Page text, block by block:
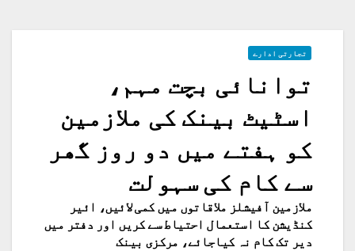
تجارتی ادارے
توانائی بچت مہم،
اسٹیٹ بینک کی ملازمین
کو ہفتے میں دو روز گھر
سے کام کی سہولت
ملازمین آفیشلز ملاقاتوں میں کمی لائیں، ائیر
کنڈیشن کا استعمال احتیاط سے کریں اور دفتر میں
دیر تک کام نہ کیاجائے، مرکزی بینک